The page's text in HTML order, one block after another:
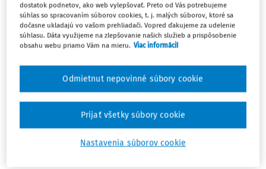
prostredníctvom ktorej sa poskytujú verejné financie,
f) oprávnenou osobou orgán verejnej správy, ak
vykonáva alebo má vykonať finančnú kontrolu podľa
podľa osobitného predpisu,4)ak vykonáva alebo má
vykonať vnútorný audit, iný orgán verejnej správy,
podľa § 16 ods. 7 alebo Ministerstvo financií
Slovenskej republiky (ďalej len "ministerstvo
financií") alebo iná právnická osoba podľa § 19 ods. 5,
dostatok podnetov, ako web vylepšovať. Preto od Vás potrebujeme
súhlas so spracovaním súborov cookies, t. j. malých súborov, ktoré sa
dočasne ukladajú vo vašom prehliadači. Vopred ďakujeme za udelenie
súhlasu. Dáta využijeme na zlepšovanie našich služieb a prispôsobenie
obsahu webu priamo Vám na mieru. Viac informácií
Nastavenia súborov cookie
Odmietnut nepovinné súbory cookie
Prijať všetky súbory cookie